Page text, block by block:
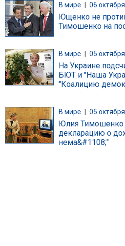
В мире | 06
Ющенко не
Тимошенко на
В мире 05
На Украине
БЮТ и "Наша
"Коалицию
В мире 05
Юлия Тимошенко
декларацию о
нема&#1108;"